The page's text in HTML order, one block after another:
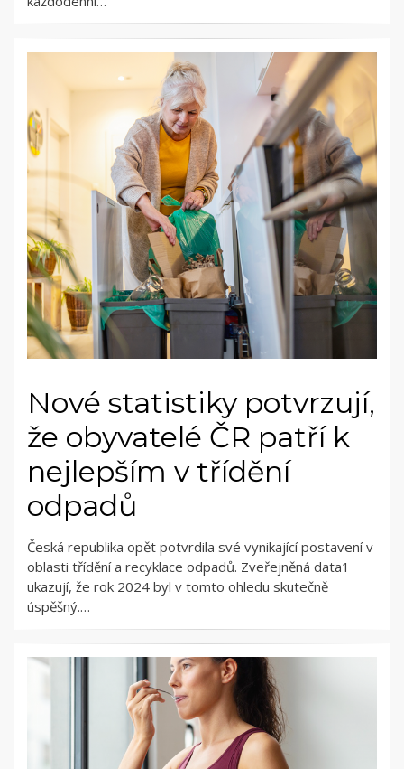
Nové statistiky potvrzují,
že obyvatelé ČR patří k
nejlepším v třídění
odpadů
Česká republika opět potvrdila své vynikající postavení v
oblasti třídění a recyklace odpadů. Zveřejněná data1
ukazují, že rok 2024 byl v tomto ohledu skutečně
úspěšný.…